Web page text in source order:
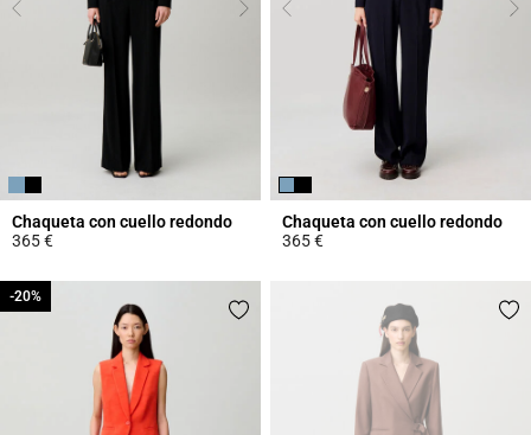
Chaqueta con cuello redondo
365 €
Chaqueta con cuello redondo
365 €
-20%
-20%